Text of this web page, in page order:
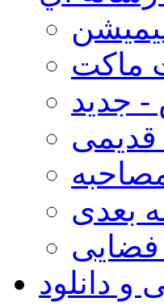
ماکت
جدید
بعدی
فضایی
و دانلود